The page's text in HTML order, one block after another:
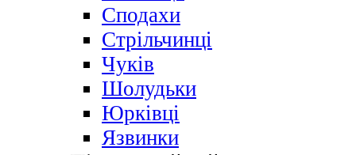
Сподахи
Стрільчинці
Чуків
Шолудьки
Юрківці
Язвинки